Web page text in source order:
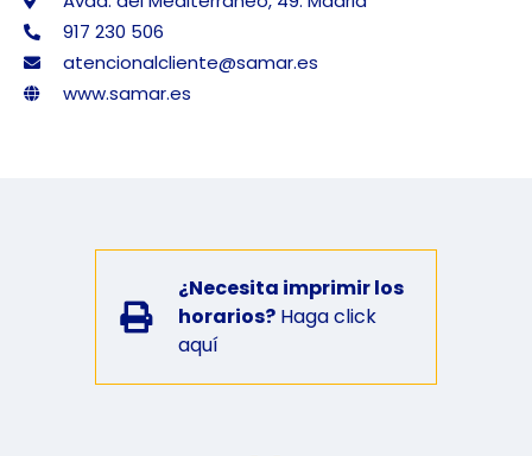
917 230 506
atencionalcliente@samar.es
www.samar.es
¿Necesita imprimir los
horarios?Haga click
aquí